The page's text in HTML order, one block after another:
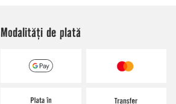
Modalități de plată